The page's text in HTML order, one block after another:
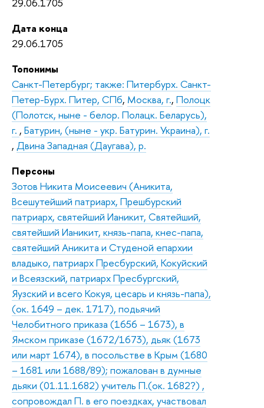
Дата конца
29.06.1705
Топонимы
Санкт-Петербург; также: Питербурх. Санкт-
Петер-Бурх. Питер, СПб, Москва, г., Полоцк
(Полотск, ныне - белор. Полацк. Беларусь),
г. , Батурин, (ныне - укр. Батурин. Украина), г.
, Двина Западная (Даугава), р.
Персоны
Зотов Никита Моисеевич (Аникита,
Всешутейший патриарх, Прешбурский
патриарх, святейший Ианикит, Святейший,
святейший Ианикит, князь-папа, кнес-папа,
святейший Аникита и Студеной епархии
владыко, патриарх Пресбурский, Кокуйский
и Всеязский, патриарх Пресбургский,
Яузский и всего Кокуя, цесарь и князь-папа),
(ок. 1649 – дек. 1717), подьячий
Челобитного приказа (1656 – 1673), в
Ямском приказе (1672/1673), дьяк (1673
или март 1674), в посольстве в Крым (1680
– 1681 или 1688/89); пожалован в думные
дьяки (01.11.1682) учитель П.(ок. 1682?) ,
сопровождал П. в его поездках, участвовал